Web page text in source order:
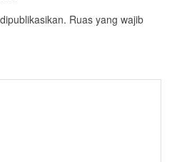
Ruas yang wajib